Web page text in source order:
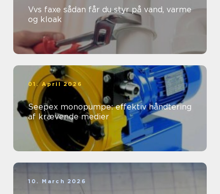
Vvs faxe sådan får du styr på vand, varme
og kloak
01. April 2026
Seepex monopumpe: effektiv håndtering
af krævende medier
10. March 2026